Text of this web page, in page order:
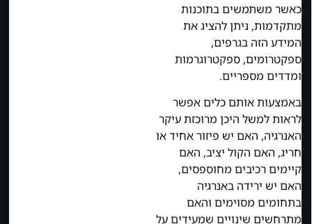
כאשר משתמשים בתוכנות
מתקדמות, ניתן להציג את
המידע הזה בגרפים,
ספקטרומים, ספקטרוגרמות
ומדדים מספריים.
באמצעות אותם כלים אפשר
לראות למשל היכן מרוכזת עיקר
האנרגיה, האם יש פיזור אחיד או
חריג, האם הקול יציב, האם
קיימים רכיבים מחוספסים,
האם יש ירידה באנרגיה
בתחומים מסוימים והאם
מתרחשים שינויים שמעידים על